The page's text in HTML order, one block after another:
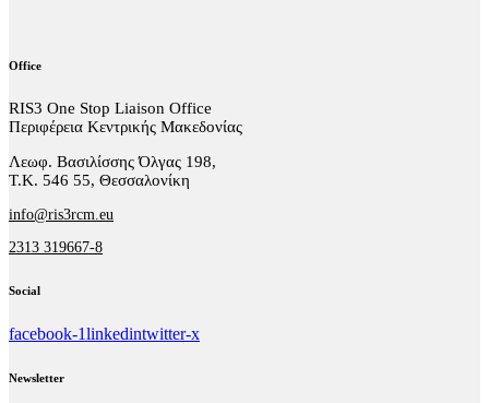
Office
RIS3 One Stop Liaison Office
Περιφέρεια Κεντρικής Μακεδονίας
Λεωφ. Βασιλίσσης Όλγας 198,
Τ.Κ. 546 55, Θεσσαλονίκη
info@ris3rcm.eu
2313 319667-8
Social
facebook-1linkedintwitter-x
Newsletter